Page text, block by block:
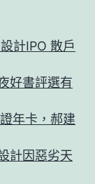
計IPO 散戶
好書評選有
年卡，郝建
計因惡劣天